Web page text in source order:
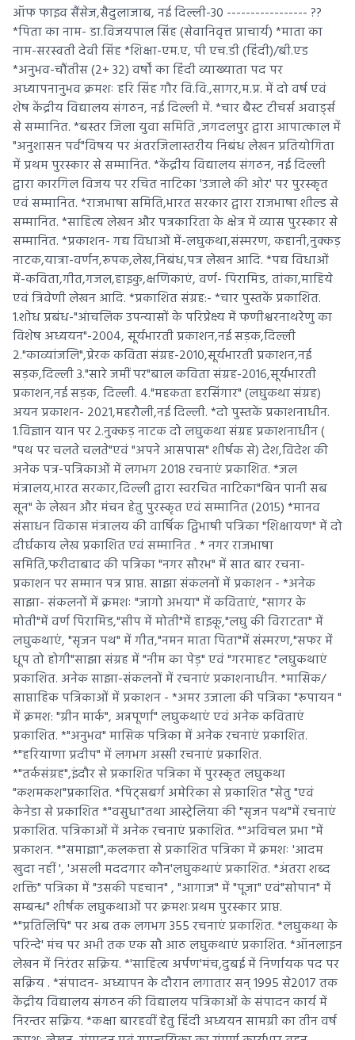
ऑफ फाइव सैंसेज,सैदुलाजाब, नई दिल्ली-30 ----------------- ??
*पिता का नाम- डा.विजयपाल सिंह (सेवानिवृत्त प्राचार्य) *माता का
नाम-सरस्वती देवी सिंह *शिक्षा-एम.ए, पी एच.डी (हिंदी)/बी.एड
*अनुभव-चौंतीस (2+ 32) वर्षों का हिंदी व्याख्याता पद पर
अध्यापनानुभव क्रमशः हरि सिंह गौर वि.वि.,सागर,म.प्र. में दो वर्ष एवं
शेष केंद्रीय विद्यालय संगठन, नई दिल्ली में. *चार बैस्ट टीचर्स अवार्ड्स
से सम्मानित. *बस्तर जिला युवा समिति ,जगदलपुर द्वारा आपात्काल में
"अनुशासन पर्व"विषय पर अंतरजिलास्तरीय निबंध लेखन प्रतियोगिता
में प्रथम पुरस्कार से सम्मानित. *केंद्रीय विद्यालय संगठन, नई दिल्ली
द्वारा कारगिल विजय पर रचित नाटिका 'उजाले की ओर' पर पुरस्कृत
एवं सम्मानित. *राजभाषा समिति,भारत सरकार द्वारा राजभाषा शील्ड से
सम्मानित. *साहित्य लेखन और पत्रकारिता के क्षेत्र में व्यास पुरस्कार से
सम्मानित. *प्रकाशन- गद्य विधाओं में-लघुकथा,संस्मरण, कहानी,नुक्कड़
नाटक,यात्रा-वर्णन,रूपक,लेख,निबंध,पत्र लेखन आदि. *पद्य विधाओं
में-कविता,गीत,गजल,हाइकु,क्षणिकाएं, वर्ण- पिरामिड, तांका,माहिये
एवं त्रिवेणी लेखन आदि. *प्रकाशित संग्रह:- *चार पुस्तकें प्रकाशित.
1.शोध प्रबंध-"आंचलिक उपन्यासों के परिप्रेक्ष्य में फणीश्वरनाथरेणु का
विशेष अध्ययन"-2004, सूर्यभारती प्रकाशन,नई सड़क,दिल्ली
2."काव्यांजलि",प्रेरक कविता संग्रह-2010,सूर्यभारती प्रकाशन,नई
सड़क,दिल्ली 3."सारे जमीं पर"बाल कविता संग्रह-2016,सूर्यभारती
प्रकाशन,नई सड़क, दिल्ली. 4."महकता हरसिंगार" (लघुकथा संग्रह)
अयन प्रकाशन- 2021,महरौली,नई दिल्ली. *दो पुस्तकें प्रकाशनाधीन.
1.विज्ञान यान पर 2.नुक्कड़ नाटक दो लघुकथा संग्रह प्रकाशनाधीन (
"पथ पर चलते चलते"एवं "अपने आसपास" शीर्षक से) देश,विदेश की
अनेक पत्र-पत्रिकाओं में लगभग 2018 रचनाएं प्रकाशित. *जल
मंत्रालय,भारत सरकार,दिल्ली द्वारा स्वरचित नाटिका"बिन पानी सब
सून" के लेखन और मंचन हेतु पुरस्कृत एवं सम्मानित (2015) *मानव
संसाधन विकास मंत्रालय की वार्षिक द्विभाषी पत्रिका "शिक्षायण" में दो
दीर्घकाय लेख प्रकाशित एवं सम्मानित . * नगर राजभाषा
समिति,फरीदाबाद की पत्रिका "नगर सौरभ" में सात बार रचना-
प्रकाशन पर सम्मान पत्र प्राप्त. साझा संकलनों में प्रकाशन - *अनेक
साझा- संकलनों में क्रमशः "जागो अभया" में कविताएं, "सागर के
मोती"में वर्ण पिरामिड,"सीप में मोती"में हाइकू,"लघु की विराटता" में
लघुकथाएं, "सृजन पथ" में गीत,"नमन माता पिता"में संस्मरण,"सफर में
धूप तो होगी"साझा संग्रह में "नीम का पेड़" एवं "गरमाहट "लघुकथाएं
प्रकाशित. अनेक साझा-संकलनों में रचनाएं प्रकाशनाधीन. *मासिक/
साप्ताहिक पत्रिकाओं में प्रकाशन - *अमर उजाला की पत्रिका "रूपायन "
में क्रमश: "ग्रीन मार्क", अन्नपूर्णा" लघुकथाएं एवं अनेक कविताएं
प्रकाशित. *"अनुभव" मासिक पत्रिका में अनेक रचनाएं प्रकाशित.
*"हरियाणा प्रदीप" में लगभग अस्सी रचनाएं प्रकाशित.
*"तर्कसंग्रह",इंदौर से प्रकाशित पत्रिका में पुरस्कृत लघुकथा
"कशमकश"प्रकाशित. *पिट्सबर्ग अमेरिका से प्रकाशित "सेतु "एवं
केनेडा से प्रकाशित *"वसुधा"तथा आस्ट्रेलिया की "सृजन पथ"में रचनाएं
प्रकाशित. पत्रिकाओं में अनेक रचनाएं प्रकाशित. *"अविचल प्रभा "में
प्रकाशन. *"समाज्ञा",कलकत्ता से प्रकाशित पत्रिका में क्रमशः 'आदम
खुदा नहीं ', 'असली मददगार कौन'लघुकथाएं प्रकाशित. *अंतरा शब्द
शक्ति" पत्रिका में "उसकी पहचान" , "आगाज" में "पूजा" एवं"सोपान" में
सम्बन्ध" शीर्षक लघुकथाओं पर क्रमशःप्रथम पुरस्कार प्राप्त.
*"प्रतिलिपि" पर अब तक लगभग 355 रचनाएं प्रकाशित. *लघुकथा के
परिन्दे' मंच पर अभी तक एक सौ आठ लघुकथाएं प्रकाशित. *ऑनलाइन
लेखन में निरंतर सक्रिय. *'साहित्य अर्पण'मंच,दुबई में निर्णायक पद पर
सक्रिय . *संपादन- अध्यापन के दौरान लगातार सन् 1995 से2017 तक
केंद्रीय विद्यालय संगठन की विद्यालय पत्रिकाओं के संपादन कार्य में
निरन्तर सक्रिय. *कक्षा बारहवीं हेतु हिंदी अध्ययन सामग्री का तीन वर्ष